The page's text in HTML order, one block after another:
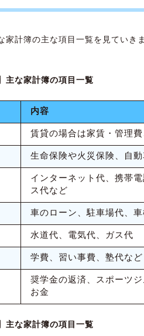
家計簿の主な項目一覧を見ていき
主な家計簿の項目一覧
内容
賃貸の場合は家賃・管理
生命保険や火災保険、自
インターネット代、携帯
ス代など
車のローン、駐車場代、
水道代、電気代、ガス代
学費、習い事費、塾代など
奨学金の返済、スポーツ
お金
主な家計簿の項目一覧